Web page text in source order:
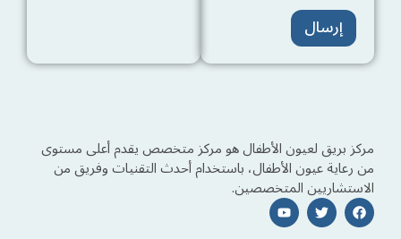
س
ا
ل
ب
إرسال
مركز بريق لعيون الأطفال هو مركز متخصص يقدم أعلى مستوى
من رعاية عيون الأطفال، باستخدام أحدث التقنيات وفريق من
الاستشاريين المتخصصين.